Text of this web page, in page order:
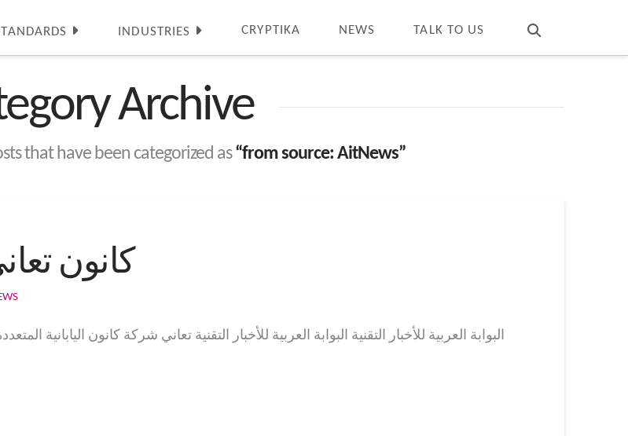
INDUSTRIES CRYPTIKA NEWS TALK TO US
Archive
that have been categorized as“from source: AitNews”
كانون
البوابة العربية للأخبار التقنية البوابة العربية للأخبار التقنية تعاني شركة كانون